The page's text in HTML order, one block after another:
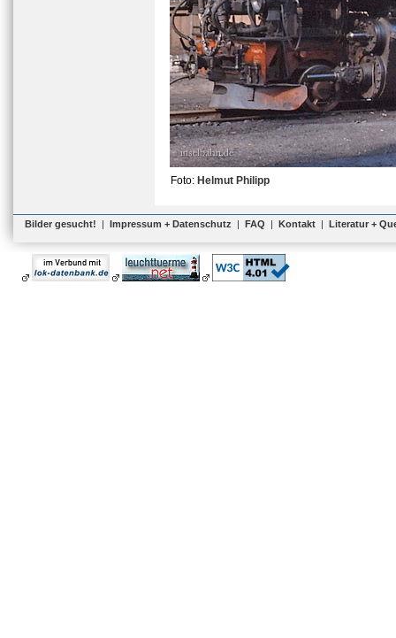
Foto: Helmut Philipp
Bilder gesucht! | Impressum + Datenschutz | FAQ | Kontakt | Literatur +